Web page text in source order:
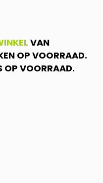
VAN
OP VOORRAAD.
OP VOORRAAD.